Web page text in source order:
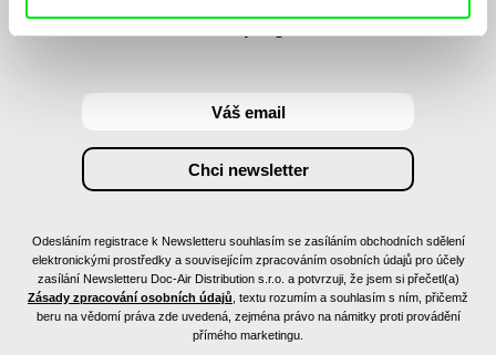
Odesláním registrace k Newsletteru souhlasím se zasíláním obchodních sdělení
elektronickými prostředky a souvisejícím zpracováním osobních údajů pro účely
zasílání Newsletteru Doc-Air Distribution s.r.o. a potvrzuji, že jsem si přečetl(a)
Zásady zpracování osobních údajů , textu rozumím a souhlasím s ním, přičemž
beru na vědomí práva zde uvedená, zejména právo na námitky proti provádění
přímého marketingu.